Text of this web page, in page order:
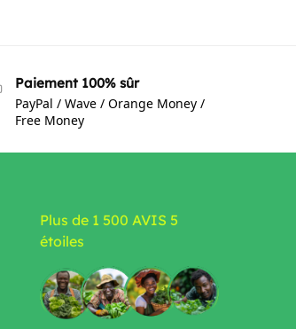
Paiement 100% sûr
PayPal / Wave / Orange Money /
Free Money
Plus de 1 500 AVIS 5
étoiles